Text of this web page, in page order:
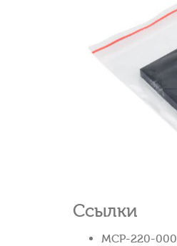
Ссылки
MCP-220-